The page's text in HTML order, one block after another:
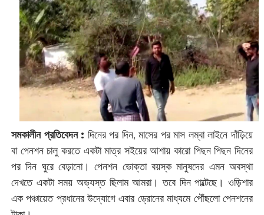
সমকালীন প্রতিবেদন : দিনের পর দিন, মাসের পর মাস লম্বা লাইনে দাঁড়িয়ে
বা পেনশন চালু করতে একটা মাত্র সইয়ের আশায় কারো পিছন পিছন দিনের
পর দিন ঘুরে বেড়ানো। পেনশন ভোক্তা বয়স্ক মানুষদের এমন অবস্থা
দেখতে একটা সময় অভ্যস্ত ছিলাম আমরা। তবে দিন পাল্টেছে। ওড়িশার
এক পঞ্চায়েত প্রধানের উদ্যোগে এবার ড্রোনের মাধ্যমে পৌঁছলো পেনশনের